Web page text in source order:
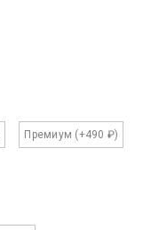
Премиум (+490 ₽)